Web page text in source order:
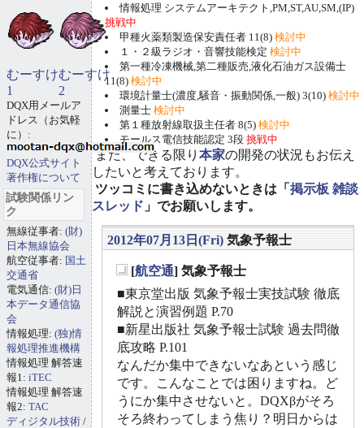
情報処理 システムアーキテクト,PM,ST,AU,SM,(IP)
挑戦中
甲種火薬類製造保安責任者 11(8) 検討中
１・２級ラジオ・音響技能検定 検討中
第一種冷凍機械,第二種販売,液化石油ガス設備士
11(8) 検討中
環境計量士(濃度,騒音・振動関係,一般) 3(10) 検討中
測量士 検討中
第１種放射線取扱主任者 8(5) 検討中
モールス電信技能認定 3段 挑戦中
また、できる限り 本家の開発の状況もお伝え
したいと考えております。
ツッコミに書き込めないときは「 掲示板 雑談
スレッド 」でお願いします。
2012年07月13日(Fri) 気象予報士
[航空通] 気象予報士
■東京堂出版 気象予報士実技試験 徹底
解説と演習例題 P.70
■新星出版社 気象予報士試験 過去問徹
底攻略 P.101
なんだか集中できないなあという感じ
です。こんなことでは困りますね。ど
うにか集中させないと。DQXβがそろ
そろ終わってしまう焦り？明日からは
むーすけ
1
むーすけ
2
DQX用メールア
ドレス（お気軽
に）:
DQX公式サイト
著作権について
試験関係リン
ク
無線従事者: (財)
日本無線協会
航空従事者: 国土
交通省
電気通信: (財)日
本データ通信協
会
情報処理: (独)情
報処理推進機構
情報処理 解答速
報1: iTEC
情報処理 解答速
報2: TAC
ディジタル技術 /